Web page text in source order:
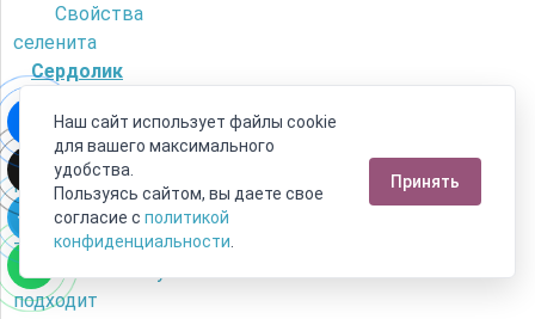
Свойства
селенита
Сердолик
сердолик от
искусственного
камня?
Камень сердолик
- его магические
свойства и кому
подходит
Наш сайт использует файлы cookie
для вашего максимального
удобства.
Пользуясь сайтом, вы даете свое
согласие с политикой
конфиденциальности
Принять